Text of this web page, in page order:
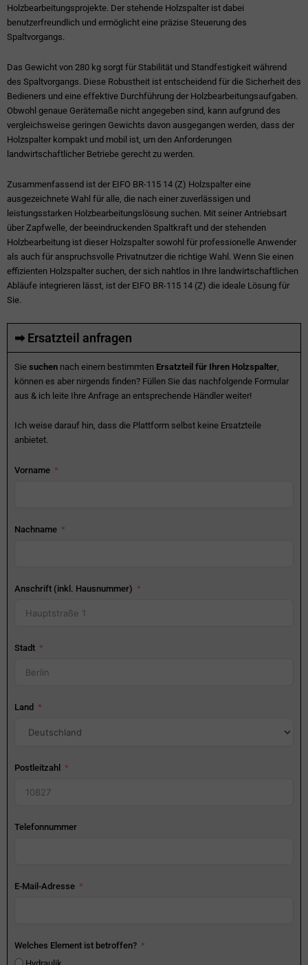
Holzbearbeitungsprojekte. Der stehende Holzspalter ist dabei
benutzerfreundlich und ermöglicht eine präzise Steuerung des
Spaltvorgangs.
Das Gewicht von 280 kg sorgt für Stabilität und Standfestigkeit während
des Spaltvorgangs. Diese Robustheit ist entscheidend für die Sicherheit des
Bedieners und eine effektive Durchführung der Holzbearbeitungsaufgaben.
Obwohl genaue Gerätemaße nicht angegeben sind, kann aufgrund des
vergleichsweise geringen Gewichts davon ausgegangen werden, dass der
Holzspalter kompakt und mobil ist, um den Anforderungen
landwirtschaftlicher Betriebe gerecht zu werden.
Zusammenfassend ist der EIFO BR-115 14 (Z) Holzspalter eine
ausgezeichnete Wahl für alle, die nach einer zuverlässigen und
leistungsstarken Holzbearbeitungslösung suchen. Mit seiner Antriebsart
über Zapfwelle, der beeindruckenden Spaltkraft und der stehenden
Holzbearbeitung ist dieser Holzspalter sowohl für professionelle Anwender
als auch für anspruchsvolle Privatnutzer die richtige Wahl. Wenn Sie einen
effizienten Holzspalter suchen, der sich nahtlos in Ihre landwirtschaftlichen
Abläufe integrieren lässt, ist der EIFO BR-115 14 (Z) die ideale Lösung für
Sie.
➡ Ersatzteil anfragen
Sie suchen nach einem bestimmten Ersatzteil für Ihren Holzspalter
können es aber nirgends finden? Füllen Sie das nachfolgende Formular
aus & ich leite Ihre Anfrage an entsprechende Händler weiter!
Ich weise darauf hin, dass die Plattform selbst keine Ersatzteile
anbietet.
Vorname
Nachname
Anschrift (inkl. Hausnummer)
Stadt
Land
Postleitzahl
Telefonnummer
E-Mail-Adresse
Welches Element ist betroffen?